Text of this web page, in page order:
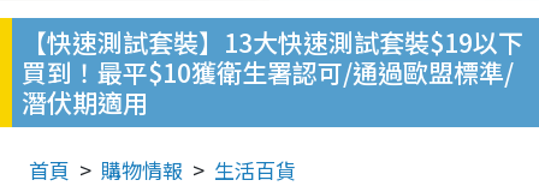
【快速測試套裝】13大快速測試套裝$19以下
買到！最平$10獲衛生署認可/通過歐盟標準/
潛伏期適用
首頁 購物情報 生活百貨